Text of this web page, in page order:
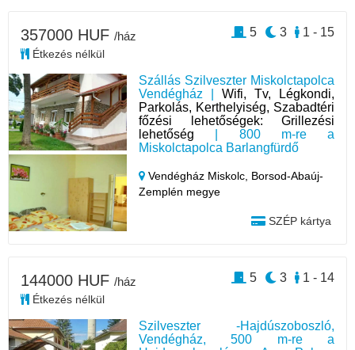
Szállás Szilveszter Miskolctapolca
Vendégház |Wifi, Tv, Légkondi,
Parkolás, Kerthelyiség, Szabadtéri
főzési lehetőségek: Grillezési
lehetőség | 800 m-re a
Miskolctapolca Barlangfürdő
Vendégház Miskolc, Borsod-Abaúj-
Zemplén megye
SZÉP kártya
357000 HUF /ház
Étkezés nélkül
1 - 15
3
5
Szilveszter -Hajdúszoboszló,
Vendégház, 500 m-re a
144000 HUF /ház
Étkezés nélkül
1 - 14
3
5